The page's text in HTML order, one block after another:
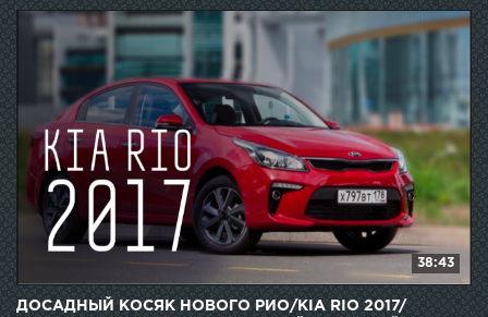
38:43
ДОСАДНЫЙ КОСЯК НОВОГО РИО/KIA RIO 2017/